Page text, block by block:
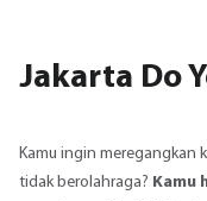
Jakarta Do
Kamu ingin meregangkan
tidak berolahraga? Kamu